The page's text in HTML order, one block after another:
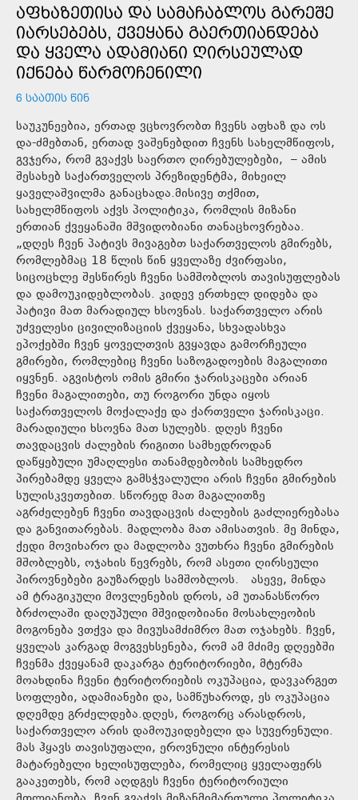
ᲐᲤᲮᲐᲖᲔᲗᲘᲡᲐ ᲓᲐ ᲡᲐᲛᲐᲩᲐᲑᲚᲝᲡ ᲒᲐᲠᲔᲨᲔ
ᲘᲐᲠᲡᲔᲑᲔᲑᲡ, ᲥᲕᲔᲧᲐᲜᲐ ᲒᲐᲔᲠᲗᲘᲐᲜᲓᲔᲑᲐ
ᲓᲐ ᲧᲕᲔᲚᲐ ᲐᲓᲐᲛᲘᲐᲜᲘ ᲦᲘᲠᲡᲔᲣᲚᲐᲓ
ᲘᲥᲜᲔᲑᲐ ᲬᲐᲠᲛᲝᲩᲔᲜᲘᲚᲘ
6 ᲡᲐᲐᲗᲘᲡ ᲬᲘᲜ
საუკუნეებია, ერთად ვცხოვრობთ ჩვენს აფხაზ და ოს
და-ძმებთან, ერთად ვაშენებდით ჩვენს სახელმწიფოს,
გვჯერა, რომ გვაქვს საერთო ღირებულებები, – ამის
შესახებ საქართველოს პრეზიდენტმა, მიხეილ
ყაველაშვილმა განაცხადა.მისივე თქმით,
სახელმწიფოს აქვს პოლიტიკა, რომლის მიზანი
ერთიან ქვეყანაში მშვიდობიანი თანაცხოვრებაა.
„დღეს ჩვენ პატივს მივაგებთ საქართველოს გმირებს,
რომლებმაც 18 წლის წინ ყველაზე ძვირფასი,
სიცოცხლე შესწირეს ჩვენი სამშობლოს თავისუფლებას
და დამოუკიდებლობას. კიდევ ერთხელ დიდება და
პატივი მათ მარადიულ ხსოვნას. საქართველო არის
უძველესი ცივილიზაციის ქვეყანა, სხვადასხვა
ეპოქებში ჩვენ ყოველთვის გვყავდა გამორჩეული
გმირები, რომლებიც ჩვენი საზოგადოების მაგალითი
იყვნენ. აგვისტოს ომის გმირი ჯარისკაცები არიან
ჩვენი მაგალითები, თუ როგორი უნდა იყოს
საქართველოს მოქალაქე და ქართველი ჯარისკაცი.
მარადიული ხსოვნა მათ სულებს. დღეს ჩვენი
თავდაცვის ძალების რიგითი სამხედროდან
დაწყებული უმაღლესი თანამდებობის სამხედრო
პირებამდე ყველა გამსჭვალული არის ჩვენი გმირების
სულისკვეთებით. სწორედ მათ მაგალითზე
აგრძელებენ ჩვენი თავდაცვის ძალების გაძლიერებასა
და განვითარებას. მადლობა მათ ამისათვის. მე მინდა,
ქედი მოვიხარო და მადლობა ვუთხრა ჩვენი გმირების
მშობლებს, ოჯახის წევრებს, რომ ასეთი ღირსეული
პიროვნებები გაუზარდეს სამშობლოს. ასევე, მინდა
ამ ტრაგიკული მოვლენების დროს, ამ უთანასწორო
ბრძოლაში დაღუპული მშვიდობიანი მოსახლეობის
მოგონება ვთქვა და მივუსამძიმრო მათ ოჯახებს. ჩვენ,
ყველას კარგად მოგვეხსენება, რომ ამ მძიმე დღეებში
ჩვენმა ქვეყანამ დაკარგა ტერიტორიები, მტერმა
მოახდინა ჩვენი ტერიტორიების ოკუპაცია, დავკარგეთ
სოფლები, ადამიანები და, სამწუხაროდ, ეს ოკუპაცია
დღემდე გრძელდება.დღეს, როგორც არასდროს,
საქართველო არის დამოუკიდებელი და სუვერენული.
მას ჰყავს თავისუფალი, ეროვნული ინტერესის
მატარებელი ხელისუფლება, რომელიც ყველაფერს
გააკეთებს, რომ აღდგეს ჩვენი ტერიტორიული